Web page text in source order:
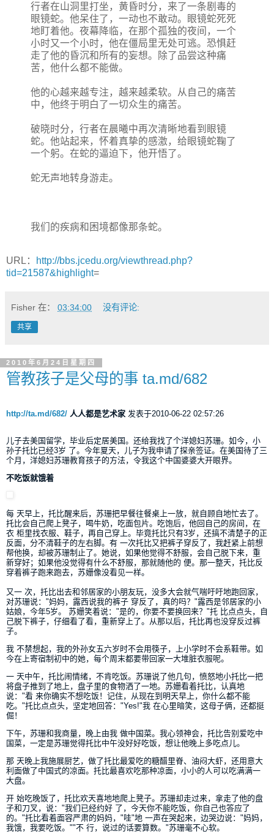
行者在山洞里打坐，黄昏时分，来了一条剧毒的
眼镜蛇。他呆住了，一动也不敢动。眼镜蛇死死
地盯着他。夜幕降临，在那个孤独的夜间，一个
小时又一个小时，他在僵局里无处可逃。恐惧赶
走了他的昏沉和所有的妄想。除了品尝这种痛
苦，他什么都不能做。
他的心越来越专注，越来越柔软。从自己的痛苦
中，他终于明白了一切众生的痛苦。
破晓时分，行者在晨曦中再次清晰地看到眼镜
蛇。他站起来，怀着真挚的感激，给眼镜蛇鞠了
一个躬。在蛇的逼迫下，他开悟了。
蛇无声地转身游走。
我们的疾病和困境都像那条蛇。
URL：
http://bbs.jcedu.org/viewthread.php?
tid=21587&highlight=
Fisher 在： 03:34:00 没有评论:
共享
2010年6月24日星期四
管教孩子是父母的事 ta.md/682
http://ta.md/682/ 人人都是艺术家 发表于2010-06-22 02:57:26
儿子去美国留学，毕业后定居美国。还给我找了个洋媳妇苏珊。如今，小
孙子托比已经3岁 了。今年夏天，儿子为我申请了探亲签证。在美国待了三
个月，洋媳妇苏珊教育孩子的方法，令我这个中国婆婆大开眼界。
不吃饭就饿着
每 天早上，托比醒来后，苏珊把早餐往餐桌上一放，就自顾自地忙去了。
托比会自己爬上凳子，喝牛奶，吃面包片。吃饱后，他回自己的房间，在
衣 柜里找衣服、鞋子，再自己穿上。毕竟托比只有3岁，还搞不清楚子的正
反面，分不清鞋子的左右脚。有 一次托比又把裤子穿反了，我赶紧上前想
帮他换，却被苏珊制止了。她说，如果他觉得不舒服，会自己脱下来，重
新穿好；如果他没觉得有什么不舒服，那就随他的 便。那一整天，托比反
穿着裤子跑来跑去，苏姗像没看见一样。
又一 次，托比出去和邻居家的小朋友玩，没多大会就气喘吁吁地跑回家，
对苏珊说："妈妈，露西说我的裤子 穿反了，真的吗？"露西是邻居家的小
姑娘，今年5岁。 苏姗笑着说："是的，你要不要换回来？"托 比点点头，自
己脱下裤子，仔细看了看，重新穿上了。从那以后，托比再也没穿反过裤
子。
我 不禁想起，我的外孙女五六岁时不会用筷子，上小学时不会系鞋带。如
今在上寄宿制初中的她，每个周末都要带回家一大堆脏衣服呢。
一 天中午，托比闹情绪，不肯吃饭。苏珊说了他几句，愤怒地小托比一把
将盘子推到了地上，盘子里的食物洒了一地。苏姗看着托比，认真地
说："看 来你确实不想吃饭！记住，从现在到明天早上，你什么都不能
吃。"托比点点头，坚定地回答："Yes!"我 在心里暗笑，这母子俩，还都挺
倔！
下午，苏珊和我商量，晚上由我 做中国菜。我心领神会，托比告别爱吃中
国菜，一定是苏珊觉得托比中午没好好吃饭，想让他晚上多吃点儿。
那 天晚上我施展厨艺，做了托比最爱吃的糖醋里脊、油闷大虾，还用意大
利面做了中国式的凉面。托比最喜欢吃那种凉面，小小的人可以吃满满一
大盘。
开 始吃晚饭了，托比欢天喜地地爬上凳子。苏珊却走过来，拿走了他的盘
子和刀叉，说："我们已经约好 了，今天你不能吃饭，你自己也答应了
的。"托比看着面容严肃的妈妈，"哇"地 一声在哭起来，边哭边说："妈妈，
我饿，我要吃饭。""不 行，说过的话要算数。"苏珊毫不心软。